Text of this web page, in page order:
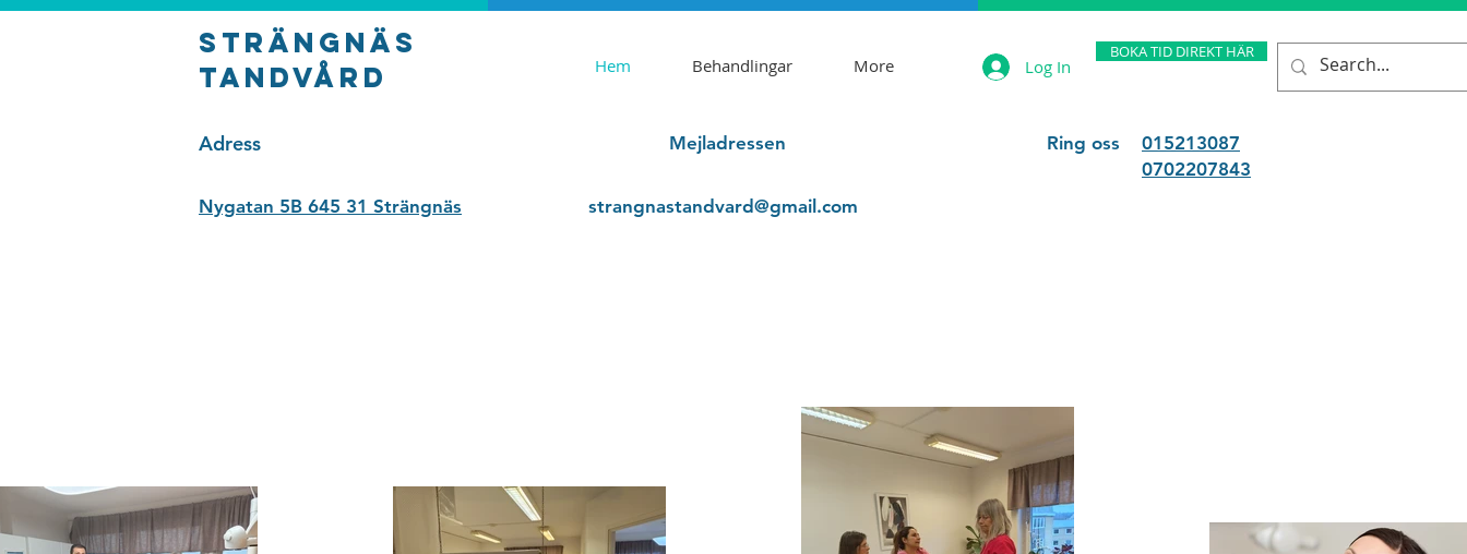
Strängnäs
tandvård
Hem Behandlingar More Log In
BOKA TID DIREKT HÄR
Adress
Nygatan 5B 645 31 Strängnäs
Mejladressen
strangnastandvard@gmail.com
Ring oss
015213087
0702207843